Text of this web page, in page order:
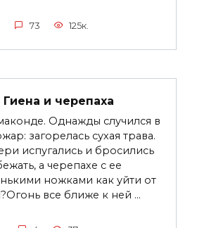
73 125к.
Гиена и черепаха
Однажды случился в
загорелась сухая трава.
испугались и бросились
а черепахе с ее
ножками как уйти от
все ближе к ней ...